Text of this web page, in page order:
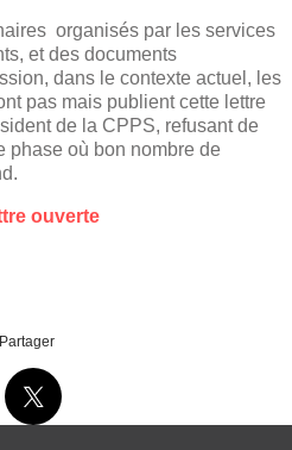
organisés par les services
et des documents
dans le contexte actuel, les
pas mais publient cette lettre
de la CPPS, refusant de
phase où bon nombre de
ouverte
Partager